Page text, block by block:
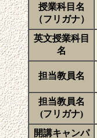
授業科目名
（フリガナ）
英文授業科目
名
担当教員名
担当教員名
(フリガナ)
開講キャンパ